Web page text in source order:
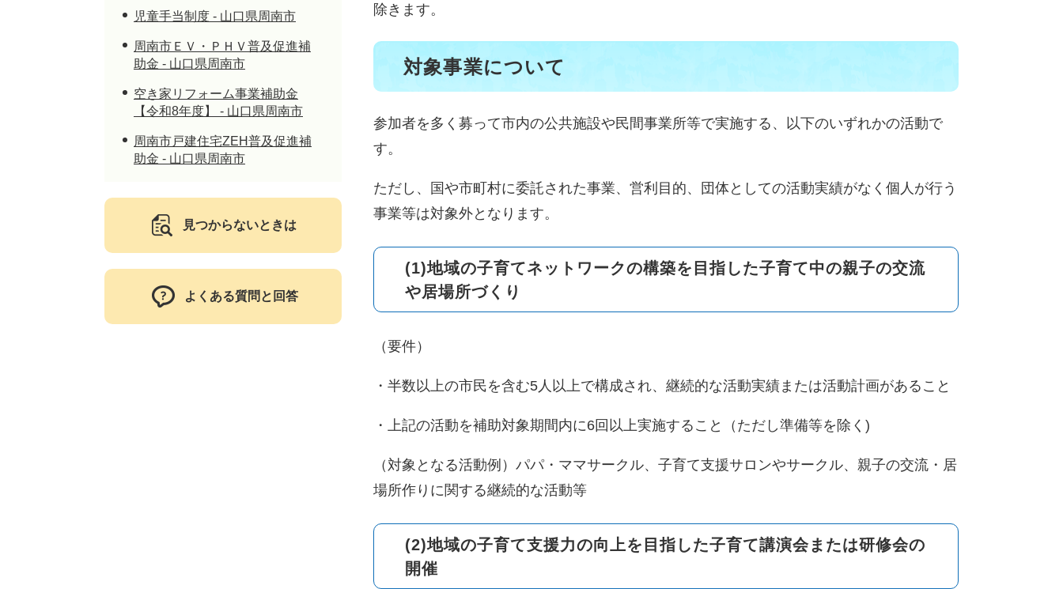
除きます。
対象事業について
参加者を多く募って市内の公共施設や民間事業所等で実施する、以下のいずれかの活動で
す。
ただし、国や市町村に委託された事業、営利目的、団体としての活動実績がなく個人が行う
事業等は対象外となります。
(1)地域の子育てネットワークの構築を目指した子育て中の親子の交流
や居場所づくり
（要件）
・半数以上の市民を含む5人以上で構成され、継続的な活動実績または活動計画があること
・上記の活動を補助対象期間内に6回以上実施すること（ただし準備等を除く)
（対象となる活動例）パパ・ママサークル、子育て支援サロンやサークル、親子の交流・居
場所作りに関する継続的な活動等
(2)地域の子育て支援力の向上を目指した子育て講演会または研修会の
開催
児童手当制度 - 山口県周南市
周南市ＥＶ・ＰＨＶ普及促進補
助金 - 山口県周南市
空き家リフォーム事業補助金
【令和8年度】 - 山口県周南市
周南市戸建住宅ZEH普及促進補
助金 - 山口県周南市
見つからないときは
よくある質問と回答